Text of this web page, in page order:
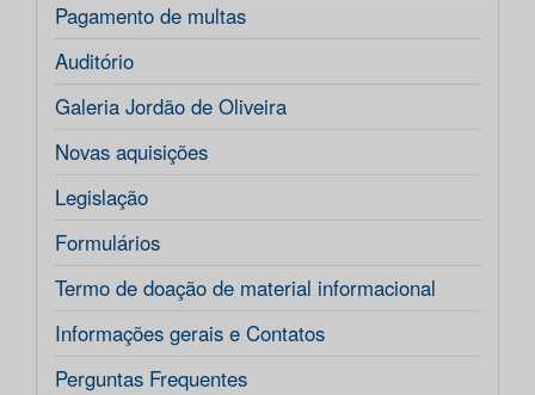
Pagamento de multas
Auditório
Galeria Jordão de Oliveira
Novas aquisições
Legislação
Formulários
Termo de doação de material informacional
Informações gerais e Contatos
Perguntas Frequentes